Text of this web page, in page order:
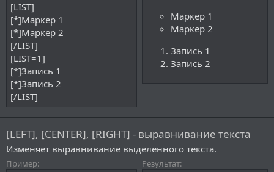
[LIST]
[*]Маркер 1
[*]Маркер 2
[/LIST]
[LIST=1]
[*]Запись 1
[*]Запись 2
[/LIST]
Маркер 1
Маркер 2
Запись 1
Запись 2
[LEFT], [CENTER], [RIGHT] - выравнивание текста
Изменяет выравнивание выделенного текста.
Пример: Результат: